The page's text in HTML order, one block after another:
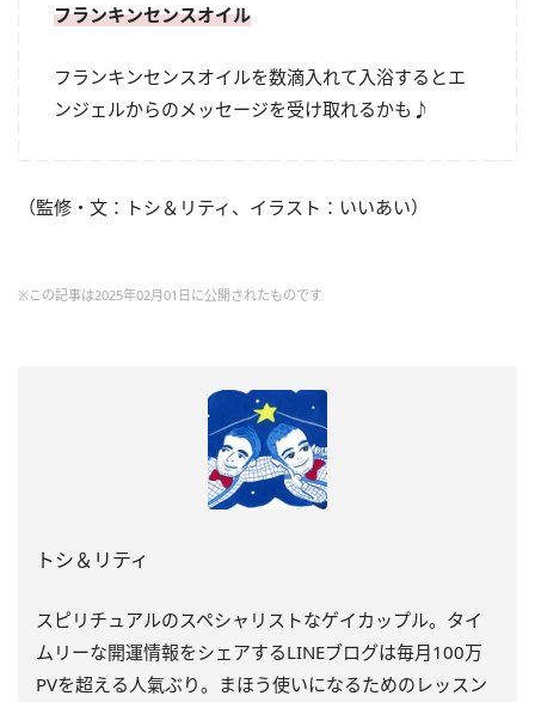
フランキンセンスオイル
フランキンセンスオイルを数滴入れて入浴するとエ
ンジェルからのメッセージを受け取れるかも♪
（監修・文：トシ＆リティ、イラスト：いいあい）
※この記事は2025年02月01日に公開されたものです
トシ＆リティ
スピリチュアルのスペシャリストなゲイカップル。タイ
ムリーな開運情報をシェアするLINEブログは毎月100万
PVを超える人氣ぶり。まほう使いになるためのレッスン